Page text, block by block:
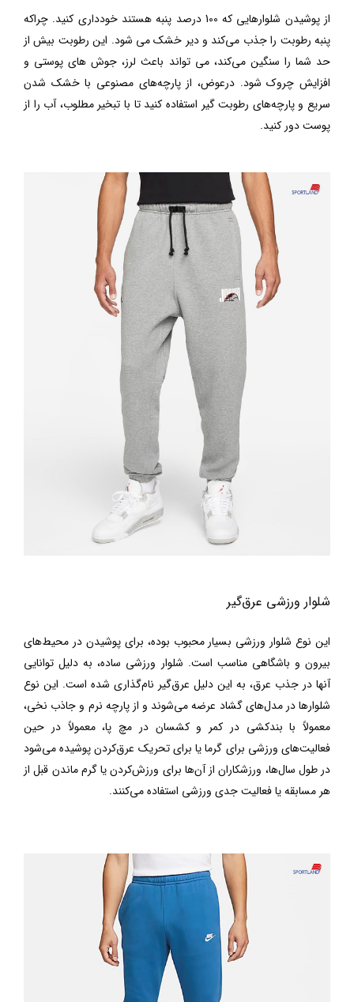
از پوشیدن شلوارهایی که 100 درصد پنبه هستند خودداری کنید. چراکه
پنبه رطوبت را جذب می‌کند و دیر خشک می شود. این رطوبت بیش از
حد شما را سنگین می‌کند، می تواند باعث لرز، جوش های پوستی و
افزایش چروک شود. درعوض، از پارچه‌های مصنوعی با خشک شدن
سریع و پارچه‌های رطوبت گیر استفاده کنید تا با تبخیر مطلوب، آب را از
پوست دور کنید.
شلوار ورزشی عرق‌گیر
این نوع شلوار ورزشی بسیار محبوب بوده، برای پوشیدن در محیط‌های
بیرون و باشگاهی مناسب است. شلوار ورزشی ساده، به دلیل توانایی
آنها در جذب عرق، به این دلیل عرق‌گیر نام‌گذاری شده است. این نوع
شلوارها در مدل‌های گشاد عرضه می‌شوند و از پارچه نرم و جاذب نخی،
معمولاً با بندکشی در کمر و کشسان در مچ پا، معمولاً در حین
فعالیت‌های ورزشی برای گرما یا برای تحریک عرق‌کردن پوشیده می‌شود
در طول سال‌ها، ورزشکاران از آن‌ها برای ورزش‌کردن یا گرم ماندن قبل از
هر مسابقه یا فعالیت جدی ورزشی استفاده می‌کنند.